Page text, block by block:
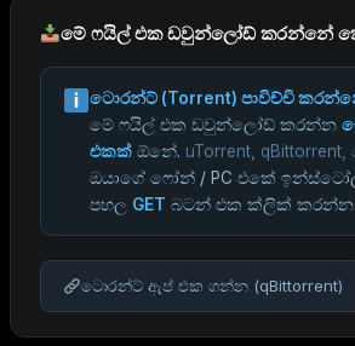
මේ ෆයිල් එක ඩවුන්ලෝඩ් කරන්නේ
ටොරන්ට් (Torrent) පාවිච්චි
මේ ෆයිල් එක ඩවුන්ලෝඩ් කරන්න
එකක් ඕනේ. uTorrent,
ඔයාගේ ෆෝන් / PC එකේ
පහල GET බටන් එක ක්ලික් කරන්න.
ටොරන්ට් ඇප් එක ගන්න (qBittorrent)